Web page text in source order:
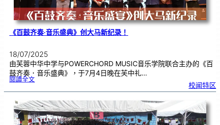
《百鼓齐奏·音乐盛典》创大马新纪录！
18/07/2025
由芙蓉中华中学与POWERCHORD MUSIC音乐学院联合主办的《百
鼓齐奏．音乐盛典》，于7月4日晚在芙中礼…
閱讀全文:《
齐
·
音
乐
盛
典
》
创
大
校闻特区